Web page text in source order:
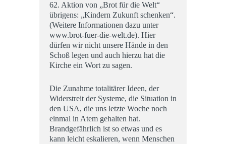
62. Aktion von „Brot für die Welt“
übrigens: „Kindern Zukunft schenken“.
(Weitere Informationen dazu unter
www.brot-fuer-die-welt.de). Hier
dürfen wir nicht unsere Hände in den
Schoß legen und auch hierzu hat die
Kirche ein Wort zu sagen.
Die Zunahme totalitärer Ideen, der
Widerstreit der Systeme, die Situation in
den USA, die uns letzte Woche noch
einmal in Atem gehalten hat.
Brandgefährlich ist so etwas und es
kann leicht eskalieren, wenn Menschen